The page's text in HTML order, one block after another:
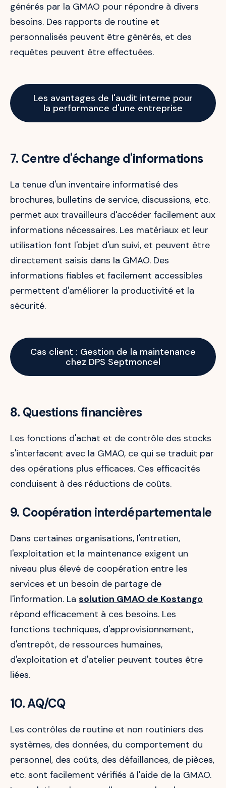
générés par la GMAO pour répondre à divers
besoins. Des rapports de routine et
personnalisés peuvent être générés, et des
requêtes peuvent être effectuées.
Les avantages de l'audit interne pour
la performance d'une entreprise
7. Centre d'échange d'informations
La tenue d'un inventaire informatisé des
brochures, bulletins de service, discussions, etc.
permet aux travailleurs d'accéder facilement aux
informations nécessaires. Les matériaux et leur
utilisation font l'objet d'un suivi, et peuvent être
directement saisis dans la GMAO. Des
informations fiables et facilement accessibles
permettent d'améliorer la productivité et la
sécurité.
Cas client : Gestion de la maintenance
chez DPS Septmoncel
8. Questions financières
Les fonctions d'achat et de contrôle des stocks
s'interfacent avec la GMAO, ce qui se traduit par
des opérations plus efficaces. Ces efficacités
conduisent à des réductions de coûts.
9. Coopération interdépartementale
Dans certaines organisations, l'entretien,
l'exploitation et la maintenance exigent un
niveau plus élevé de coopération entre les
services et un besoin de partage de
l'information. La solution GMAO de Kostango
répond efficacement à ces besoins. Les
fonctions techniques, d'approvisionnement,
d'entrepôt, de ressources humaines,
d'exploitation et d'atelier peuvent toutes être
liées.
10. AQ/CQ
Les contrôles de routine et non routiniers des
systèmes, des données, du comportement du
personnel, des coûts, des défaillances, de pièces,
etc. sont facilement vérifiés à l'aide de la GMAO.